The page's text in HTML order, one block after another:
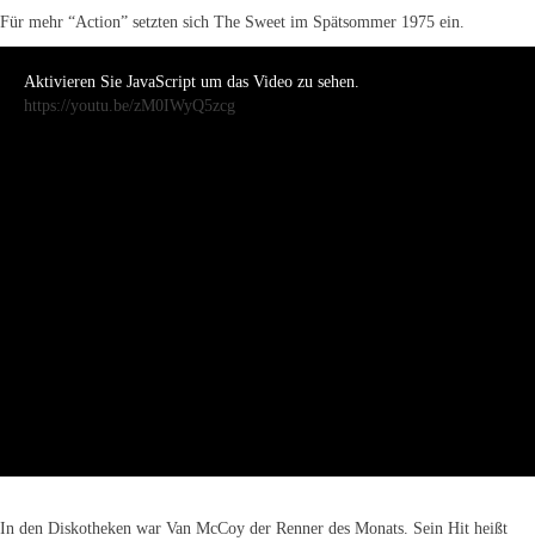
Für mehr “Action” setzten sich The Sweet im Spätsommer 1975 ein.
Aktivieren Sie JavaScript um das Video zu sehen.
https://youtu.be/zM0IWyQ5zcg
In den Diskotheken war Van McCoy der Renner des Monats. Sein Hit heißt